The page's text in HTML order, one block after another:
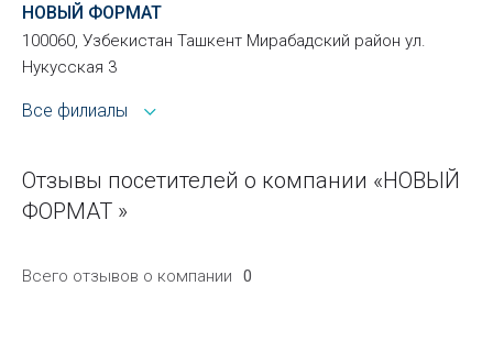
НОВЫЙ ФОРМАТ
100060, Узбекистан Ташкент Мирабадский район ул.
Нукусская 3
Все филиалы
Отзывы посетителей о компании «НОВЫЙ
ФОРМАТ »
Всего отзывов о компании 0